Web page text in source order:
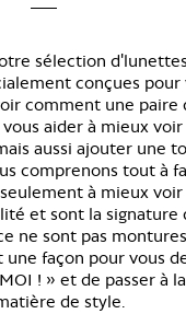
sélection
conçues pour
comment une
aider à mieux
aussi ajouter une
comprenons tout à
à mieux
et sont la signature
ne sont pas
une façon pour vous
! » et de passer à
de style.